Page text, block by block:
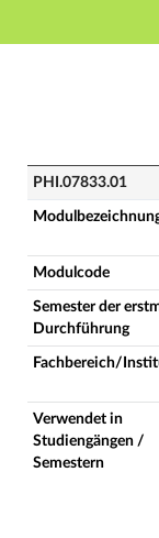
PHI.07833.01
PHI.07833.01
Modulcode
Semester der
Durchführung
Fachbereich/
Verwendet in
Studiengängen /
Semestern